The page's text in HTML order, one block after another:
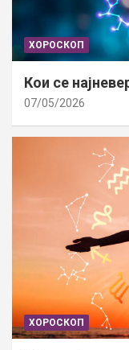
ХОРОСКОП
Кои се
07/05/2026
ХОРОСКОП